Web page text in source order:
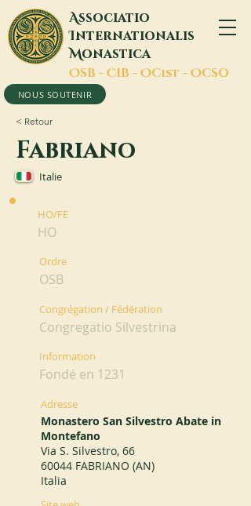
Associatio
Internationalis
Monastica
OSB - CIB - OCist - OCSO
NOUS SOUTENIR
< Retour
Fabriano
Italie
HO/FE
HO
Ordre
OSB
Congrégation / Fédération
Congregatio Silvestrina
Information
Fondé en 1231
Adresse
Monastero San Silvestro Abate in
Montefano
Via S. Silvestro, 66
60044 FABRIANO (AN)
Italia